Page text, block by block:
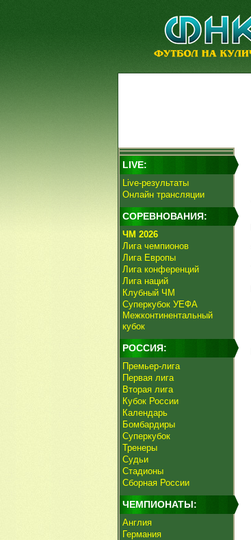
LIVE:
Live-результаты
Онлайн трансляции
СОРЕВНОВАНИЯ:
ЧМ 2026
Лига чемпионов
Лига Европы
Лига конференций
Лига наций
Клубный ЧМ
Суперкубок УЕФА
Межконтинентальный
кубок
РОССИЯ:
Премьер-лига
Первая лига
Вторая лига
Кубок России
Календарь
Бомбардиры
Суперкубок
Тренеры
Судьи
Стадионы
Сборная России
ЧЕМПИОНАТЫ:
Англия
Германия